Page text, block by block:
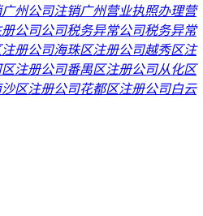
广州公司注销广州营业执照办理营
公司公司税务异常公司税务异常
册公司海珠区注册公司越秀区注
注册公司番禺区注册公司从化区
区注册公司花都区注册公司白云